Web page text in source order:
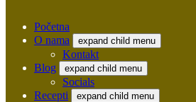
Početna
O nama
expand child menu
Kontakt
Blog
expand child menu
Socials
Recepti
expand child menu